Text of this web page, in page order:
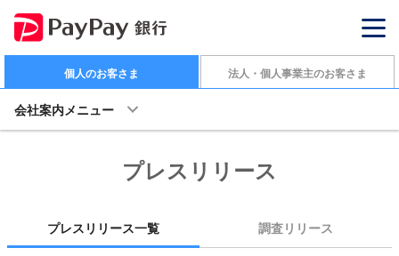
個人のお客さま 法人・個人事業主のお客さま
会社案内メニュー
プレスリリース
プレスリリース一覧 調査リリース